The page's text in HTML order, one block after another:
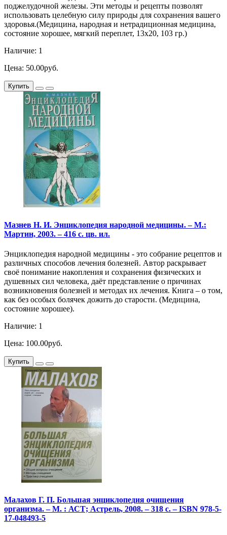
поджелудочной железы. Эти методы и рецепты позволят
использовать целебную силу природы для сохранения вашего
здоровья.(Медицина, народная и нетрадиционная медицина,
состояние хорошее, мягкий переплет, 13х20, 103 гр.)
Наличие: 1
Цена: 50.00руб.
Купить
Мазнев Н. И. Энциклопедия народной медицины. – М.:
Мартин, 2003. – 416 с. цв. ил.
Энциклопедия народной медицины - это собрание рецептов и
различных способов лечения болезней. Автор раскрывает
своё понимание накопления и сохранения физических и
душевных сил человека, даёт представление о причинах
возникновения болезней и методах их лечения. Книга – о том,
как без особых болячек дожить до старости. (Медицина,
состояние хорошее).
Наличие: 1
Цена: 100.00руб.
Купить
Малахов Г. П. Большая энциклопедия очищения
организма. – М. : АСТ; Астрель, 2008. – 318 с. – ISBN 978-5-
17-048493-5